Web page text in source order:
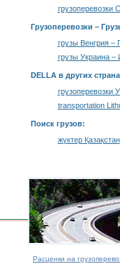
грузоперевозки
Грузоперевозки –
грузы Венгрия –
грузы Украина –
DELLA в других
грузоперевозки
transportation
Поиск грузов:
жүктер Қазақстан
Расценки на